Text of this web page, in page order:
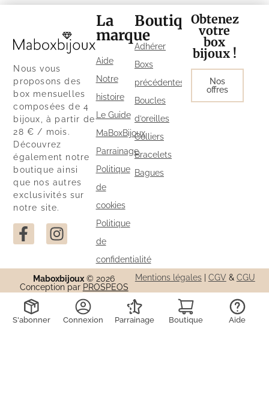
Nous vous
proposons des
box mensuelles
composées de 4
bijoux, à partir de
28 € / mois.
Découvrez
également notre
boutique ainsi
que nos autres
exclusivités sur
notre site.
La
marque
Aide
Notre
histoire
Le Guide
MaBoxBijoux
Parrainage
Politique
de
cookies
Politique
de
confidentialité
Boutique
Adhérer
Boxs
précédentes
Boucles
d’oreilles
Colliers
Bracelets
Bagues
Obtenez
votre
box
bijoux !
Nos
offres
Maboxbijoux© 2026
Conception par PROSPEOS
Mentions légales| CGV & CGU
S'abonner Connexion Parrainage Boutique Aide